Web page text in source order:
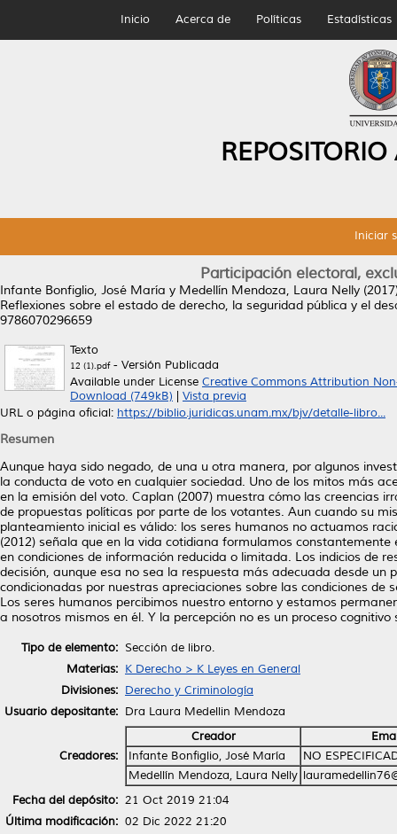
Inicio Acerca de Políticas Estadísticas
Iniciar
Participación electoral,
Infante Bonfiglio, José María y Medellín Mendoza, Laura Nelly
Reflexiones sobre el estado de derecho, la seguridad pública y el
9786070296659
Texto
12 (1).pdf- Versión Publicada
Available under License Creative Commons Attribution
Download (749kB)
Vista previa
URL o página oficial: https://biblio.juridicas.unam.mx/bjv/detalle-libro...
Resumen
Aunque haya sido negado, de una u otra manera, por algunos
la conducta de voto en cualquier sociedad. Uno de los mitos más
en la emisión del voto. Caplan (2007) muestra cómo las creencias
de propuestas políticas por parte de los votantes. Aun cuando su
planteamiento inicial es válido: los seres humanos no actuamos
(2012) señala que en la vida cotidiana formulamos
en condiciones de información reducida o limitada. Los indicios de
decisión, aunque esa no sea la respuesta más adecuada desde
condicionadas por nuestras apreciaciones sobre las condiciones
Los seres humanos percibimos nuestro entorno y estamos
a nosotros mismos en él. Y la percepción no es un proceso
Tipo de elemento: Sección de libro.
Materias: K Derecho > K Leyes en General
Divisiones: Derecho y Criminología
Usuario depositante: Dra Laura Medellin Mendoza
Creadores:
Creador
Infante Bonfiglio, José María
NO
Medellín Mendoza, Laura Nelly
Fecha del depósito: 21 Oct 2019 21:04
Última modificación: 02 Dic 2022 21:20